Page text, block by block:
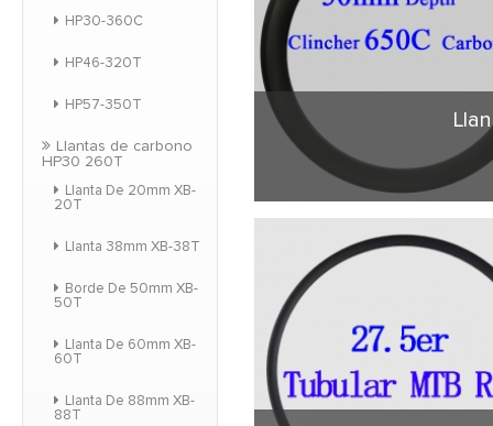
HP30-360C
HP46-320T
HP57-350T
Llantas de carbono
HP30 260T
Llanta De 20mm XB-
20T
Llanta 38mm XB-38T
Borde De 50mm XB-
50T
Llanta De 60mm XB-
60T
Llanta De 88mm XB-
88T
Cubierta 50mm